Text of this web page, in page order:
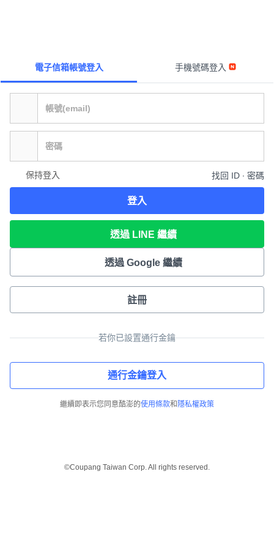
電子信箱帳號登入 手機號碼登入
保持登入 找回 ID ∙ 密碼
登入
透過 LINE 繼續
透過 Google 繼續
註冊
若你已設置通行金鑰
通行金鑰登入
繼續即表示您同意酷澎的使用條款和 隱私權政策
©Coupang Taiwan Corp. All rights reserved.